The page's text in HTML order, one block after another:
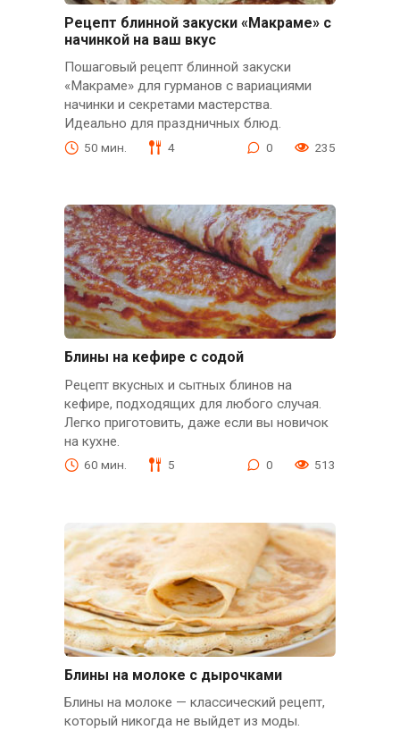
Рецепт блинной закуски «Макраме» с
начинкой на ваш вкус
Пошаговый рецепт блинной закуски
«Макраме» для гурманов с вариациями
начинки и секретами мастерства.
Идеально для праздничных блюд.
50 мин. 4 0 235
Блины на кефире с содой
Рецепт вкусных и сытных блинов на
кефире, подходящих для любого случая.
Легко приготовить, даже если вы новичок
на кухне.
60 мин. 5 0 513
Блины на молоке с дырочками
Блины на молоке — классический рецепт,
который никогда не выйдет из моды.